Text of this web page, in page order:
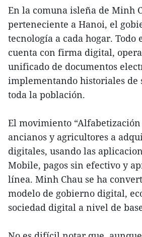
En la comuna isleña de Minh
perteneciente a Hanoi, el
tecnología a cada hogar. Todo
cuenta con firma digital,
unificado de documentos
implementando historiales de
toda la población.
El movimiento
ancianos y agricultores a
digitales, usando las
Mobile, pagos sin efectivo y
línea. Minh Chau se ha
modelo de gobierno digital,
sociedad digital a nivel de